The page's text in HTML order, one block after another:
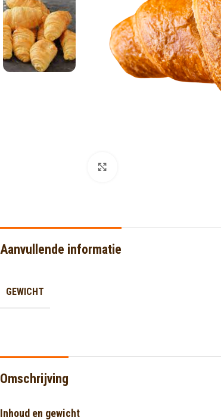
Aanvullende informatie
GEWICHT
Omschrijving
Inhoud en gewicht